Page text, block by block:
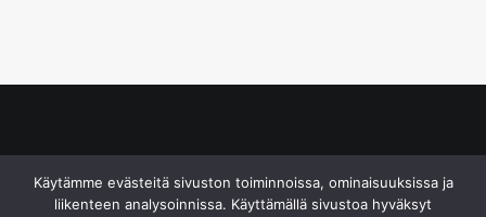
Käytämme evästeitä sivuston toiminnoissa, ominaisuuksissa ja
liikenteen analysoinnissa. Käyttämällä sivustoa hyväksyt